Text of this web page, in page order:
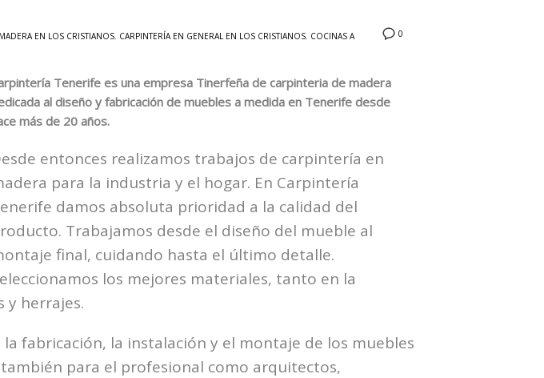
0
EN LOS CRISTIANOS, CARPINTERÍA EN GENERAL EN LOS CRISTIANOS, COCINAS A
Tenerife es una empresa Tinerfeña de carpinteria de madera
al diseño y fabricación de muebles a medida en Tenerife desde
más de 20 años.
entonces realizamos trabajos de carpintería en
para la industria y el hogar. En Carpintería
damos absoluta prioridad a la calidad del
Trabajamos desde el diseño del mueble al
final, cuidando hasta el último detalle.
los mejores materiales, tanto en la
y herrajes.
fabricación, la instalación y el montaje de los muebles
para el profesional como arquitectos,